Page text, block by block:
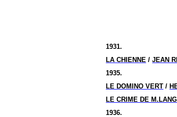
1931.
LA CHIENNE /JEAN
1935.
LE DOMINO VERT /
LE CRIME DE
1936.